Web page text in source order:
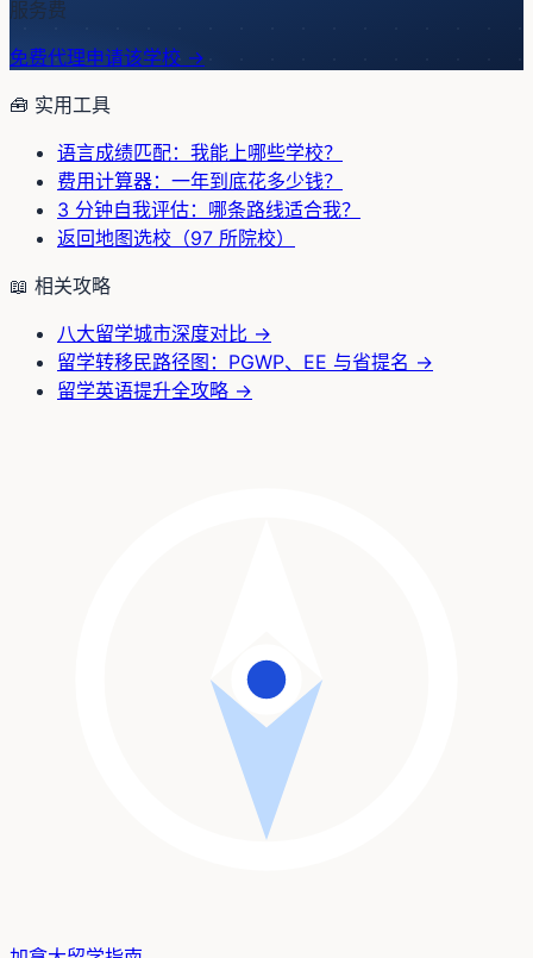
服务费
免费代理申请该学校 →
🧰 实用工具
语言成绩匹配：我能上哪些学校？
费用计算器：一年到底花多少钱？
3 分钟自我评估：哪条路线适合我？
返回地图选校（97 所院校）
📖 相关攻略
八大留学城市深度对比 →
留学转移民路径图：PGWP、EE 与省提名 →
留学英语提升全攻略 →